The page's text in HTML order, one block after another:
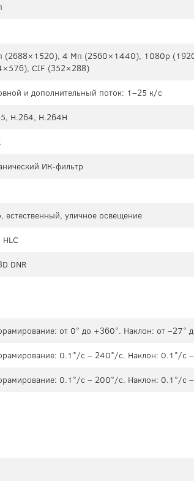
(2688×1520), 4 Мп (2560×1440), 1080р
CIF (352×288)
и дополнительный поток: 1–25 к/с
H.264, H.264H
ИК-фильтр
естественный, уличное освещение
HLC
DNR
от 0° до +360°. Наклон: от –27°
0.1°/с – 240°/с. Наклон: 0.1°/с
0.1°/с – 200°/с. Наклон: 0.1°/с